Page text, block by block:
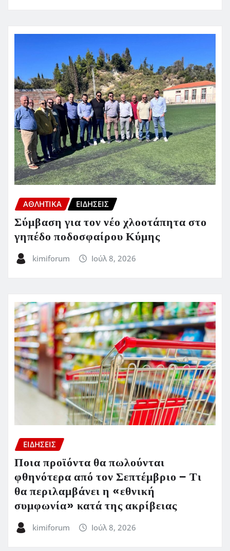
ΑΘΛΗΤΙΚΑ ΕΙΔΗΣΕΙΣ
Σύμβαση για τον νέο χλοοτάπητα στο
γηπέδο ποδοσφαίρου Κύμης
kimiforum Ιούλ 8, 2026
ΕΙΔΗΣΕΙΣ
Ποια προϊόντα θα πωλούνται
φθηνότερα από τον Σεπτέμβριο – Τι
θα περιλαμβάνει η «εθνική
συμφωνία» κατά της ακρίβειας
kimiforum Ιούλ 8, 2026